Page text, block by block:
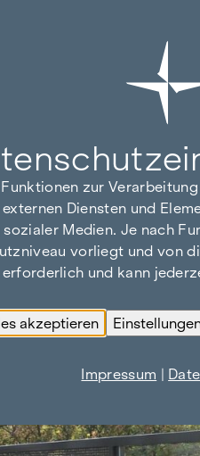
zur
Diensten und
Medien. Je nach
vorliegt und von
und kann
akzeptieren
Impressum |